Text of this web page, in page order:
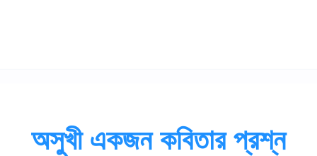
অসুখী একজন কবিতার প্রশ্ন